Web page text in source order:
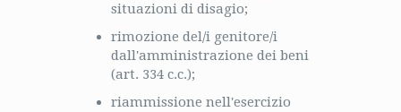
situazioni di disagio;
rimozione del/i genitore/i
dall'amministrazione dei beni
(art. 334 c.c.);
riammissione nell'esercizio